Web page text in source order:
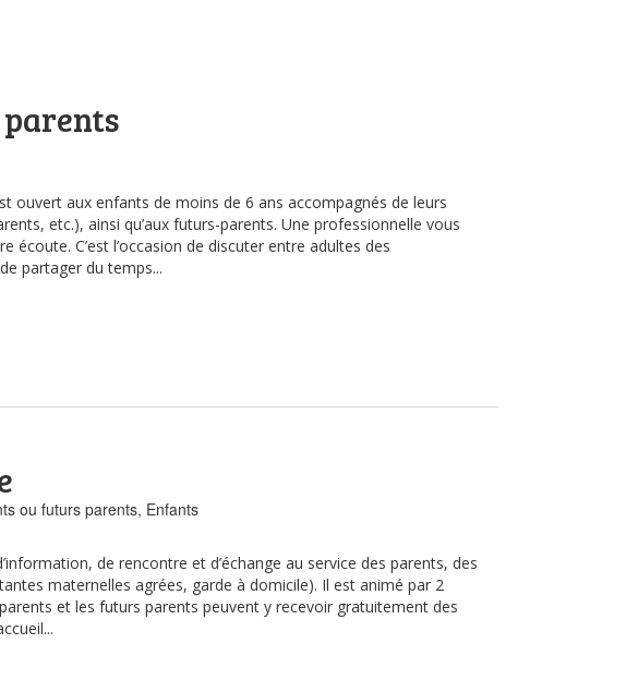
ouvert aux enfants de moins de 6 ans accompagnés de leurs
etc.), ainsi qu’aux futurs-parents. Une professionnelle vous
C’est l’occasion de discuter entre adultes des
partager du temps...
ou futurs parents, Enfants
de rencontre et d’échange au service des parents, des
maternelles agrées, garde à domicile). Il est animé par 2
et les futurs parents peuvent y recevoir gratuitement des